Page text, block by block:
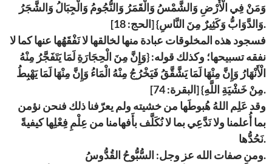
وَمَنْ فِي الْأَرْضِ وَالشَّمْسُ وَالْقَمَرُ وَالنُّجُومُ وَالْجِبَالُ وَالشَّجَرُ
وَالدَّوَابُّ وَكَثِيرٌ مِنَ النَّاسِ} [الحج: 18].
فسجود هذه المخلوقات عبادة منها لخالقها لا نَفْقَهُها عنها كما لا
نفقه تسبيحها؛ وكذلك قوله: {وَإِنَّ مِنَ الْحِجَارَةِ لَمَا يَتَفَجَّرُ مِنْهُ
الْأَنْهَارُ وَإِنَّ مِنْهَا لَمَا يَشَّقَّقُ فَيَخْرُجُ مِنْهُ الْمَاءُ وَإِنَّ مِنْهَا لَمَا يَهْبِطُ
مِنْ خَشْيَةِ اللَّهِ} [البقرة: 74].
وقد عَلِم اللهُ هُبوطَها من خشيته ولم يعرّفنا ذلك فنحن نؤمن
بما أُعلمنا ولا نَدَّعِي بما لا نُكَلَّف بأَفهامنا من عِلْمِ فِعْلِها كيفيةً
نَحُدُّها.
ومن صفات الله عز وجل: السُّبُّوحُ القُدُّوسُ.